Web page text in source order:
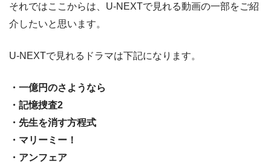
それではここからは、U-NEXTで見れる動画の一部をご紹
介したいと思います。
U-NEXTで見れるドラマは下記になります。
・一億円のさようなら
・記憶捜査2
・先生を消す方程式
・マリーミー！
・アンフェア